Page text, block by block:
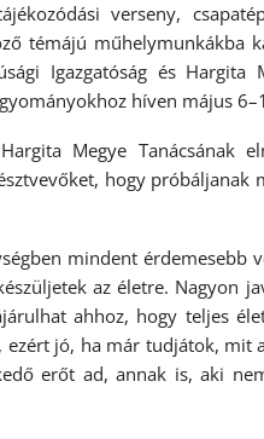
verseny,
témájú műhelymunkákba
Igazgatóság és Hargita
híven május
Megye Tanácsának
hogy próbáljanak
mindent érdemesebb
az életre. Nagyon
ahhoz, hogy teljes
jó, ha már tudjátok, mit
erőt ad, annak is, aki